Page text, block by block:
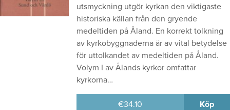
utsmyckning utgör kyrkan den viktigaste
historiska källan från den gryende
medeltiden på Åland. En korrekt tolkning
av kyrkobyggnaderna är av vital betydelse
för uttolkandet av medeltiden på Åland.
Volym I av Ålands kyrkor omfattar
kyrkorna…
€34.10 Köp